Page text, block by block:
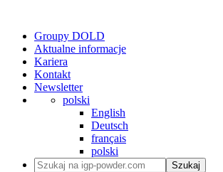
Groupy DOLD
Aktualne informacje
Kariera
Kontakt
Newsletter
polski
English
Deutsch
français
polski
Szukaj